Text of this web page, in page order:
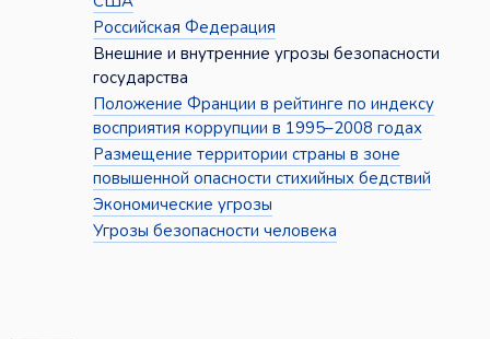
Российская Федерация
Внешние и внутренние угрозы безопасности
государства
Положение Франции в рейтинге по индексу
восприятия коррупции в 1995–2008 годах
Размещение территории страны в зоне
повышенной опасности стихийных бедствий
Экономические угрозы
Угрозы безопасности человека